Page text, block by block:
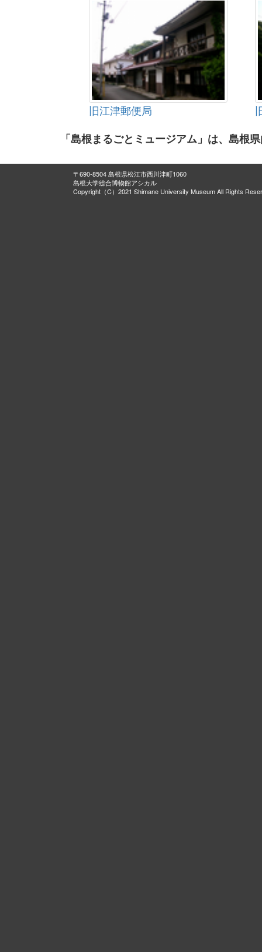
旧江津郵便局
「島根まるごとミュージアム」は、島根
〒690-8504 島根県松江市西川津町1060
島根大学総合博物館アシカル
Copyright（C）2021 Shimane University Museum All Rights